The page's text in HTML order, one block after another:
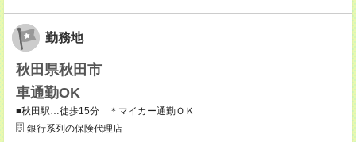
勤務地
秋田県秋田市
車通勤OK
■秋田駅…徒歩15分 ＊マイカー通勤ＯＫ
銀行系列の保険代理店